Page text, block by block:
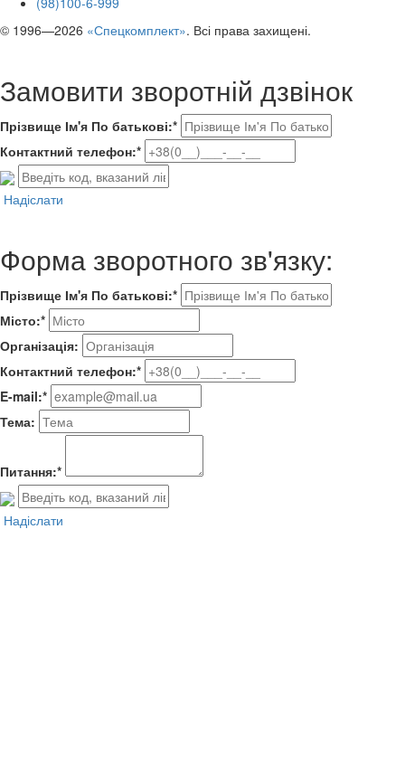
© 1996—2026 «Спецкомплект». Всі права захищені.
Замовити зворотній дзвінок
Прізвище Ім'я По батькові:*
Контактний телефон:*
Надіслати
Форма зворотного зв'язку:
Прізвище Ім'я По батькові:*
Місто:*
Організація:
Контактний телефон:*
E-mail:*
Тема:
Питання:*
Надіслати